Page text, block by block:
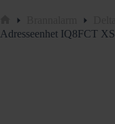
Hjem
Adresseenhet IQ8FCT XS